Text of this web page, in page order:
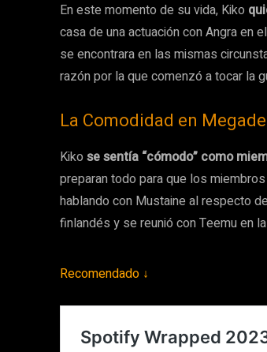
En este momento de su vida, Kiko
casa de una actuación con Angra en
se encontrara en las mismas
razón por la que comenzó a tocar la
La Comodidad en
Kiko se sentía “cómodo” como
preparan todo para que los
hablando con Mustaine al respecto
finlandés y se reunió con Teemu en
Recomendado ↓